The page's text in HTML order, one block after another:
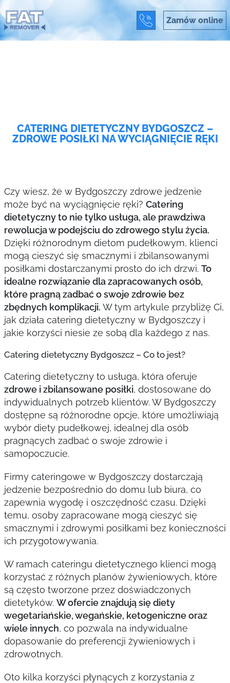
Zamów online
CATERING DIETETYCZNY BYDGOSZCZ –
ZDROWE POSIŁKI NA WYCIĄGNIĘCIE RĘKI
Czy wiesz, że w Bydgoszczy zdrowe jedzenie
może być na wyciągnięcie ręki? Catering
dietetyczny to nie tylko usługa, ale prawdziwa
rewolucja w podejściu do zdrowego stylu życia.
Dzięki różnorodnym dietom pudełkowym, klienci
mogą cieszyć się smacznymi i zbilansowanymi
posiłkami dostarczanymi prosto do ich drzwi. To
idealne rozwiązanie dla zapracowanych osób,
które pragną zadbać o swoje zdrowie bez
zbędnych komplikacji. W tym artykule przybliżę Ci,
jak działa catering dietetyczny w Bydgoszczy i
jakie korzyści niesie ze sobą dla każdego z nas.
Catering dietetyczny Bydgoszcz – Co to jest?
Catering dietetyczny to usługa, która oferuje
zdrowe i zbilansowane posiłki, dostosowane do
indywidualnych potrzeb klientów. W Bydgoszczy
dostępne są różnorodne opcje, które umożliwiają
wybór diety pudełkowej, idealnej dla osób
pragnących zadbać o swoje zdrowie i
samopoczucie.
Firmy cateringowe w Bydgoszczy dostarczają
jedzenie bezpośrednio do domu lub biura, co
zapewnia wygodę i oszczędność czasu. Dzięki
temu, osoby zapracowane mogą cieszyć się
smacznymi i zdrowymi posiłkami bez konieczności
ich przygotowywania.
W ramach cateringu dietetycznego klienci mogą
korzystać z różnych planów żywieniowych, które
są często tworzone przez doświadczonych
dietetyków. W ofercie znajdują się diety
wegetariańskie, wegańskie, ketogeniczne oraz
wiele innych, co pozwala na indywidualne
dopasowanie do preferencji żywieniowych i
zdrowotnych.
Oto kilka korzyści płynących z korzystania z